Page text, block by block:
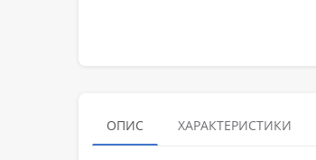
ОПИС ХАРАКТЕРИСТИКИ